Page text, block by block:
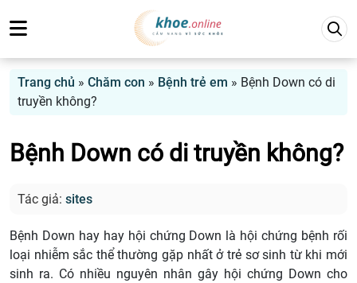
Trang chủ » Chăm con » Bệnh trẻ em » Bệnh Down có di
truyền không?
Bệnh Down có di truyền không?
Tác giả: sites
Bệnh Down hay hay hội chứng Down là hội chứng bệnh rối
loại nhiễm sắc thể thường gặp nhất ở trẻ sơ sinh từ khi mới
sinh ra. Có nhiều nguyên nhân gây hội chứng Down cho